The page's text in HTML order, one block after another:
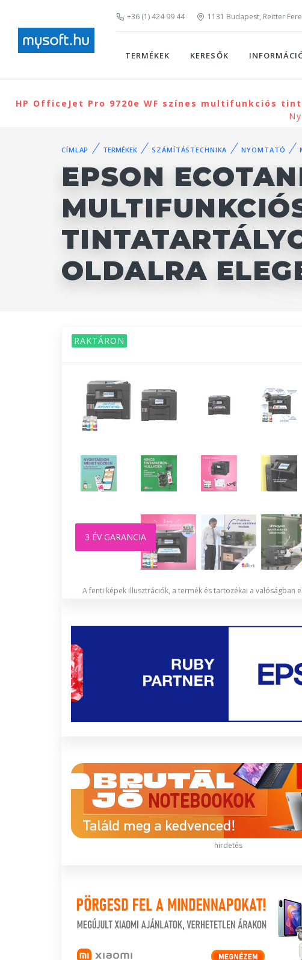
+36 (1) 424 99 44 1131 Budapest, Reitter
TERMÉKEK KERESŐK
HP OfficeJet Pro 9720e WF színes multifunkciós
CÍMLAP TERMÉKEK SZÁMÍTÁSTECHNIKA NYOMTATÓ
EPSON
OLDALRA
RAKTÁRON
3 ÉV GARANCIA
A fenti képek illusztrációk, a termék és tartozékai a valóságban
hirdetés